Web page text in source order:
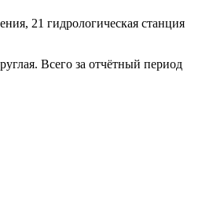
21 гидрологическая станция
Всего за отчётный период